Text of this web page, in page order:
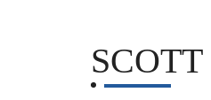
SCOTT